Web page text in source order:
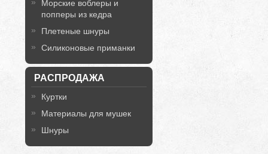
Морские воблеры и
попперы из кедра
Плетеные шнуры
Силиконовые приманки
РАСПРОДАЖА
Куртки
Материалы для мушек
Шнуры